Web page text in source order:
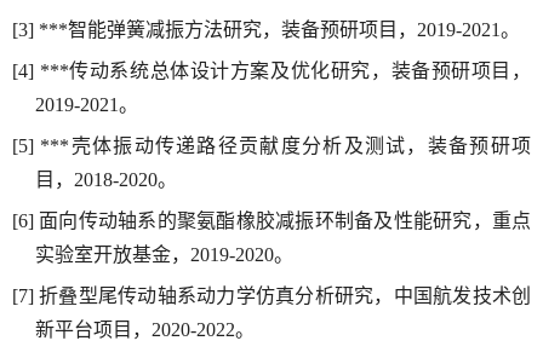
[3] ***智能弹簧减振方法研究，装备预研项目， 2019-2021。
[4] ***传动系统总体设计方案及优化研究，装备预研项目，
2019-2021。
[5] *** 壳体振动传递路径贡献度分析及测试，装备预研项
目 ， 2018-2020。
[6] 面向传动轴系的聚氨酯橡胶减振环制备及性能研究，重点
实验室开放基金， 2019-2020。
[7]折叠型尾传动轴系动力学仿真分析研究，中国航发技术创
新平台项目， 2020-2022。